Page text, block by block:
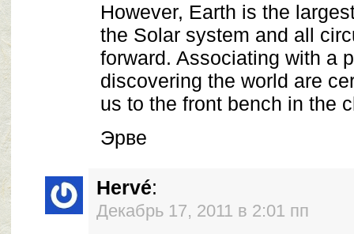
However, Earth is the
the Solar system and all
forward. Associating with a
discovering the world are
us to the front bench in the
Эрве
Hervé:
Декабрь 17, 2011 в 2:01 пп